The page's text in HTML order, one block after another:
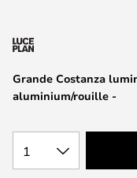
the
gallery
Grande Costanza
aluminium/rouille -
1